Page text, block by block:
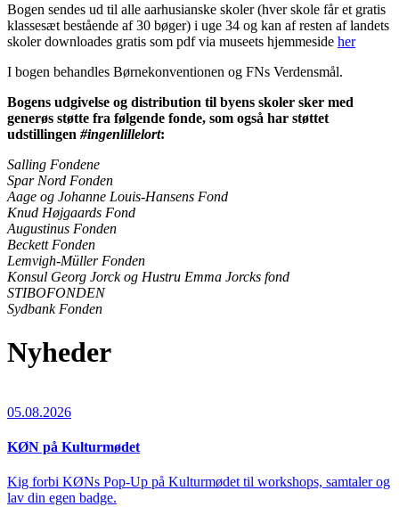
Bogen sendes ud til alle aarhusianske skoler (hver skole får et gratis
klassesæt bestående af 30 bøger) i uge 34 og kan af resten af landets
skoler downloades gratis som pdf via museets hjemmeside her
I bogen behandles Børnekonventionen og FNs Verdensmål.
Bogens udgivelse og distribution til byens skoler sker med
generøs støtte fra følgende fonde, som også har støttet
udstillingen #ingenlillelort:
Salling Fondene
Spar Nord Fonden
Aage og Johanne Louis-Hansens Fond
Knud Højgaards Fond
Augustinus Fonden
Beckett Fonden
Lemvigh-Müller Fonden
Konsul Georg Jorck og Hustru Emma Jorcks fond
STIBOFONDEN
Sydbank Fonden
Nyheder
05.08.2026
KØN på Kulturmødet
Kig forbi KØNs Pop-Up på Kulturmødet til workshops, samtaler og
lav din egen badge.